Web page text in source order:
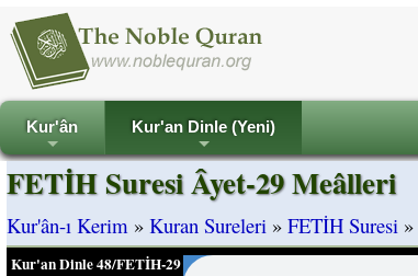
+
Kur'ân
+
Kur'an Dinle (Yeni)
FETİH Suresi Âyet-29 Meâlleri
Kur'ân-ı Kerim » Kuran Sureleri » FETİH Suresi »
Kur'an Dinle 48/FETİH-29